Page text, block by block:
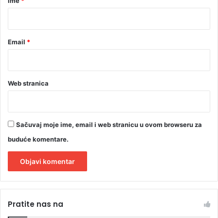
M
Email *
Web stranica
Sačuvaj moje ime, email i web stranicu u ovom browseru za
buduće komentare.
tPratite nas na